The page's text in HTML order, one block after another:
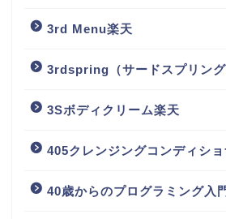
3rd Menu楽天
3rdspring（サードスプリン
3Sボディクリーム楽天
405クレンジングコンディシ
40歳からのプログラミング入